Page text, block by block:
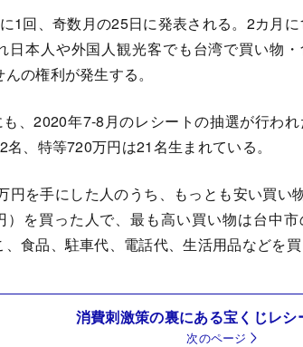
1回、奇数月の25日に発表される。2カ月
日本人や外国人観光客でも台湾で買い物
の権利が発生する。
、2020年7-8月のレシートの抽選が行わ
、特等720万円は21名生まれている。
円を手にした人のうち、もっとも安い買い
）を買った人で、最も高い買い物は台中
食品、駐車代、電話代、生活用品などを
消費刺激策の裏にある宝くじレシ
次のページ